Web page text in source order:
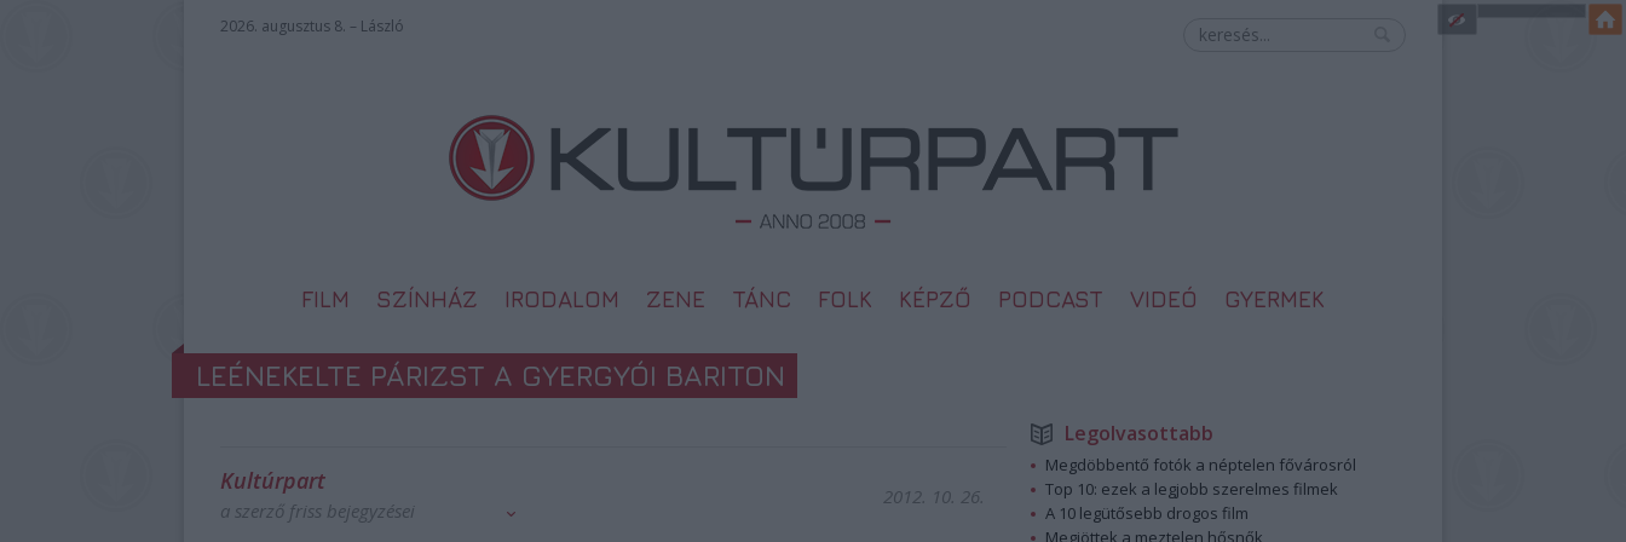
2026. augusztus 8. – László
FILM SZÍNHÁZ IRODALOM ZENE TÁNC FOLK KÉPZŐ PODCAST VIDEÓ GYERMEK
LEÉNEKELTE PÁRIZST A GYERGYÓI BARITON
Kultúrpart
a szerző friss bejegyzései
2012. 10. 26.
Legolvasottabb
Megdöbbentő fotók a néptelen fővárosról
Top 10: ezek a legjobb szerelmes filmek
A 10 legütősebb drogos film
Megjöttek a meztelen hősnők